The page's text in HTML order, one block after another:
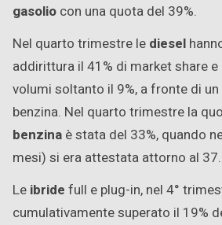
gasolio con una quota del 39%.
Nel quarto trimestre le diesel
addirittura il 41% di market share e
volumi soltanto il 9%, a fronte di
benzina. Nel quarto trimestre la
benzina è stata del 33%, quando
mesi) si era attestata attorno al 37.
Le ibride full e plug-in, nel 4°
cumulativamente superato il 19%